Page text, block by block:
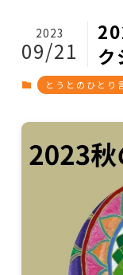
ク
2023
09/21
とうとのひとり